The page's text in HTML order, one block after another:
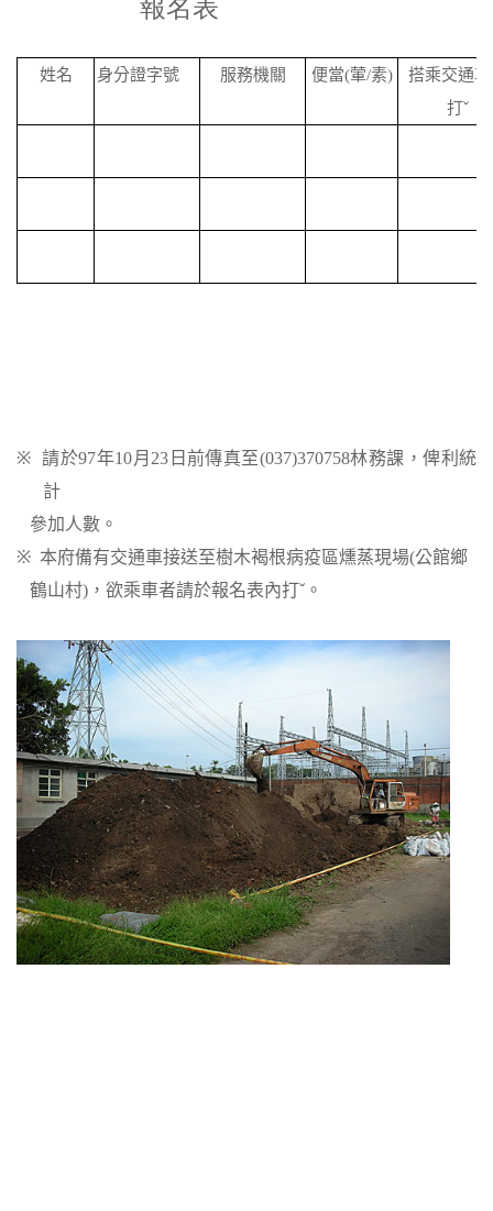
報名表
姓名 身分證字號 服務機關 便當(葷/素)
搭乘交通
打ˇ
※ 請於97年10月 23 日前傳真至(037)370758林務課，俾利統
計
參加人數。
※ 本府備有交通車接送至樹木褐根病疫區燻蒸現場(公館鄉
鶴山村) ，欲乘車者請於報名表內打ˇ。